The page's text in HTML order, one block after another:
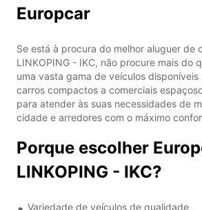
Europcar
Se está à procura do melhor aluguer de
LINKOPING - IKC, não procure mais do
uma vasta gama de veículos
carros compactos a comerciais
para atender às suas necessidades de
cidade e arredores com o máximo
Porque escolher
LINKOPING - IKC?
Variedade de veículos de qualidade